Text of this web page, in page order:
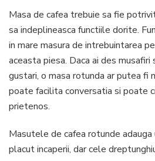
Masa de cafea trebuie sa fie
sa indeplineasca functiile dorite.
in mare masura de intrebuintarea
aceasta piesa. Daca ai des
gustari, o masa rotunda ar putea fi
poate facilita conversatia si poate
prietenos.
Masutele de cafea rotunde adauga
placut incaperii, dar cele